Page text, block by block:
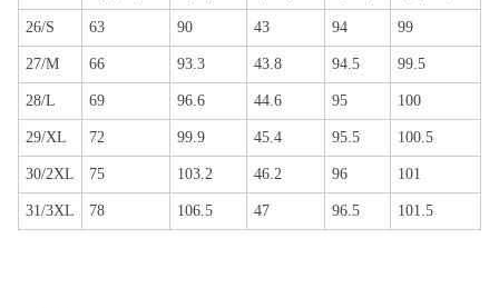
26/S 63 90 43 94 99
27/M 66 93.3 43.8 94.5 99.5
28/L 69 96.6 44.6 95 100
29/XL 72 99.9 45.4 95.5 100.5
30/2XL 75 103.2 46.2 96 101
31/3XL 78 106.5 47 96.5 101.5